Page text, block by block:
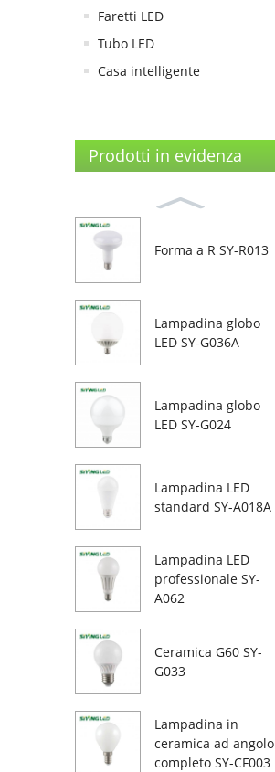
Faretti LED
Tubo LED
Casa intelligente
Prodotti in evidenza
Forma a R SY-R013
Lampadina globo
LED SY-G036A
Lampadina globo
LED SY-G024
Lampadina LED
standard SY-A018A
Lampadina LED
professionale SY-
A062
Ceramica G60 SY-
G033
Lampadina in
ceramica ad angolo
completo SY-CF003